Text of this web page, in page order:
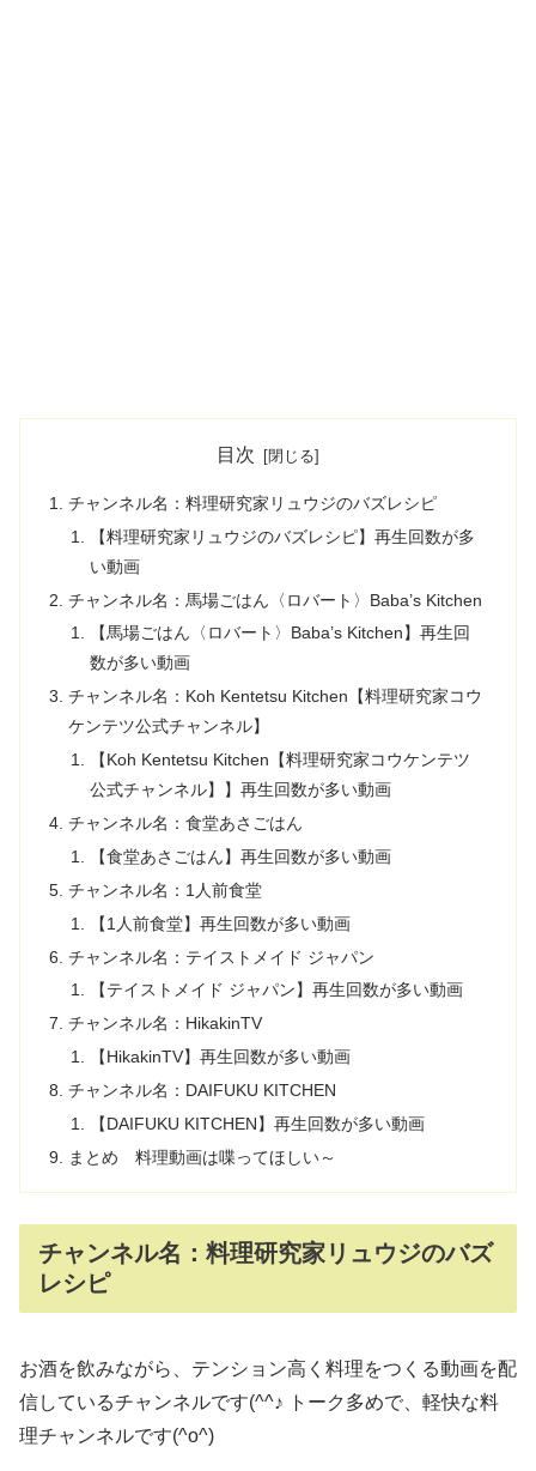
目次
チャンネル名：料理研究家リュウジのバズレシピ
【料理研究家リュウジのバズレシピ】再生回数が多
い動画
チャンネル名：馬場ごはん〈ロバート〉Baba’s Kitchen
【馬場ごはん〈ロバート〉Baba’s Kitchen】再生回
数が多い動画
チャンネル名：Koh Kentetsu Kitchen【料理研究家コウ
ケンテツ公式チャンネル】
【Koh Kentetsu Kitchen【料理研究家コウケンテツ
公式チャンネル】】再生回数が多い動画
チャンネル名：食堂あさごはん
【食堂あさごはん】再生回数が多い動画
チャンネル名：1人前食堂
【1人前食堂】再生回数が多い動画
チャンネル名：テイストメイド ジャパン
【テイストメイド ジャパン】再生回数が多い動画
チャンネル名：HikakinTV
【HikakinTV】再生回数が多い動画
チャンネル名：DAIFUKU KITCHEN
【DAIFUKU KITCHEN】再生回数が多い動画
まとめ 料理動画は喋ってほしい～
チャンネル名：料理研究家リュウジのバズ
レシピ
お酒を飲みながら、テンション高く料理をつくる動画を配
信しているチャンネルです(^^♪ トーク多めで、軽快な料
理チャンネルです(^o^)